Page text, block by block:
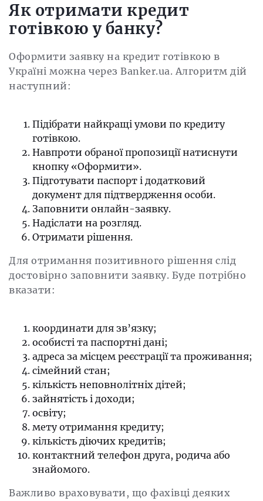
Як отримати кредит
готівкою у банку?
Оформити заявку на кредит готівкою в
Україні можна через Banker.ua. Алгоритм дій
наступний:
Підібрати найкращі умови по кредиту
готівкою.
Навпроти обраної пропозиції натиснути
кнопку «Оформити».
Підготувати паспорт і додатковий
документ для підтвердження особи.
Заповнити онлайн-заявку.
Надіслати на розгляд.
Отримати рішення.
Для отримання позитивного рішення слід
достовірно заповнити заявку. Буде потрібно
вказати:
координати для зв’язку;
особисті та паспортні дані;
адреса за місцем реєстрації та проживання;
сімейний стан;
кількість неповнолітніх дітей;
зайнятість і доходи;
освіту;
мету отримання кредиту;
кількість діючих кредитів;
контактний телефон друга, родича або
знайомого.
Важливо враховувати, що фахівці деяких